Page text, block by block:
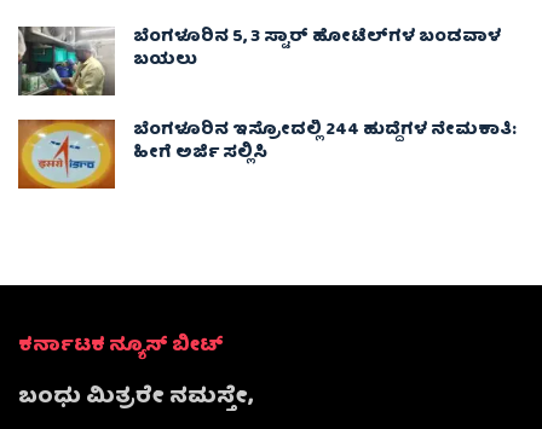
ಬೆಂಗಳೂರಿನ 5, 3 ಸ್ಟಾರ್​​​​ ಹೋಟೆಲ್​​​​ಗಳ ಬಂಡವಾಳ
ಬಯಲು
ಬೆಂಗಳೂರಿನ ಇಸ್ರೋದಲ್ಲಿ 244 ಹುದ್ದೆಗಳ ನೇಮಕಾತಿ:
ಹೀಗೆ ಅರ್ಜಿ ಸಲ್ಲಿಸಿ
ಕರ್ನಾಟಕ ನ್ಯೂಸ್ ಬೀಟ್
ಬಂಧು ಮಿತ್ರರೇ ನಮಸ್ತೇ,